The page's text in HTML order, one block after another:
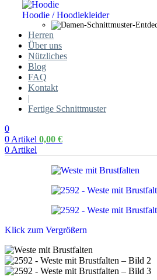
Hoodie / Hoodiekleider
Herren
Über uns
Nützliches
Blog
FAQ
Kontakt
|
Fertige Schnittmuster
0
0 Artikel 0,00 €
0 Artikel
Klick zum Vergrößern